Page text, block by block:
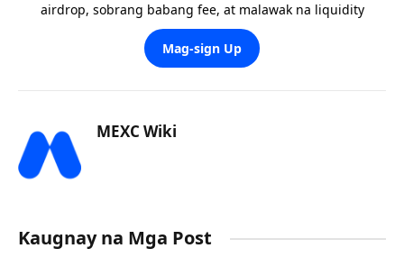
airdrop, sobrang babang fee, at malawak na liquidity
Mag-sign Up
MEXC Wiki
Kaugnay na Mga Post